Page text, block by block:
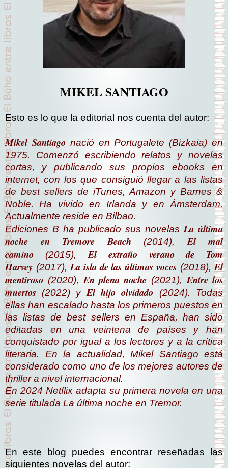
MIKEL SANTIAGO
Esto es lo que la editorial nos cuenta del autor:
Mikel Santiagonació en Portugalete (Bizkaia) en
1975. Comenzó escribiendo relatos y novelas
cortas, y publicando sus propios ebooks en
internet, con los que consiguió llegar a las listas
de best sellers de iTunes, Amazon y Barnes &
Noble. Ha vivido en Irlanda y en Ámsterdam.
Actualmente reside en Bilbao.
Ediciones B ha publicado sus novelas La última
noche en Tremore Beach
(2014), El mal
camino (2015),
El extraño verano de Tom
Harvey (2017), La isla de las últimas voces (2018),El
mentiroso (2020), En plena noche (2021), Entre los
muertos (2022) y El hijo olvidado
(2024). Todas
ellas han escalado hasta los primeros puestos en
las listas de best sellers en España, han sido
editadas en una veintena de países y han
conquistado por igual a los lectores y a la crítica
literaria. En la actualidad, Mikel Santiago está
considerado como uno de los mejores autores de
thriller a nivel internacional.
En 2024 Netflix adapta su primera novela en una
serie titulada La última noche en Tremor.
En este blog puedes encontrar reseñadas las
siguientes novelas del autor: